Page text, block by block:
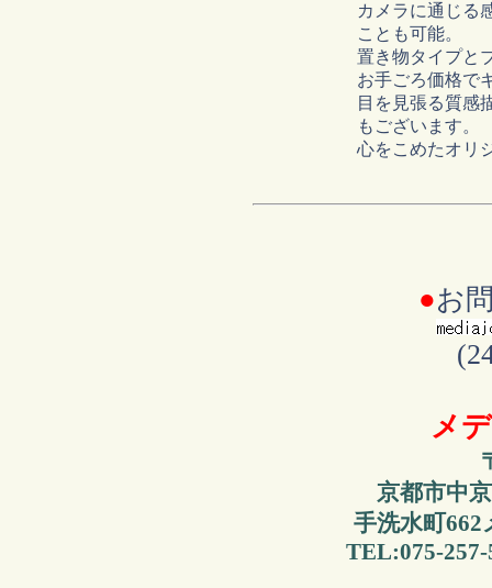
カメラに通じる
ことも可能。
置き物タイプと
お手ごろ価格で
目を見張る質感
もございます。
心をこめたオリ
●お
メ
京都市中
手洗水町
TEL:075-257-